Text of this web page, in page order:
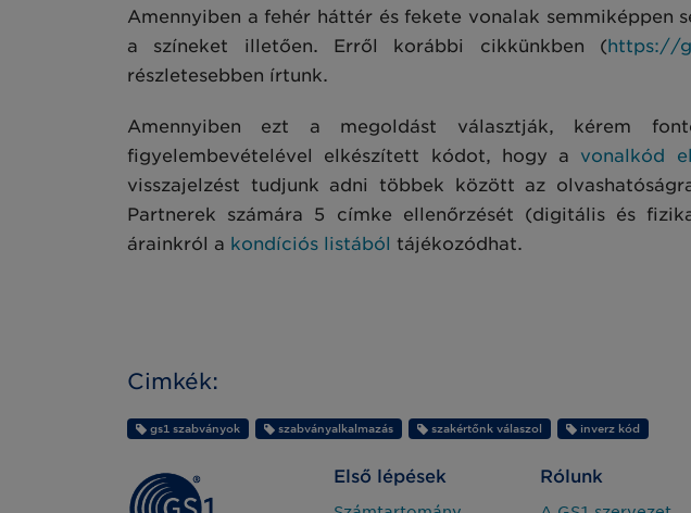
Amennyiben a fehér háttér és fekete vonalak semmiképpen
a színeket illetően. Erről korábbi cikkünkben (https://
részletesebben írtunk.
Amennyiben ezt a megoldást választják, kérem
figyelembevételével elkészített kódot, hogy a vonalkód
visszajelzést tudjunk adni többek között az
Partnerek számára 5 címke ellenőrzését (digitális és
árainkról a kondíciós listából tájékozódhat.
Cimkék:
gs1 szabványok szabványalkalmazás szakértőnk válaszol inverz kód
Első lépések Rólunk